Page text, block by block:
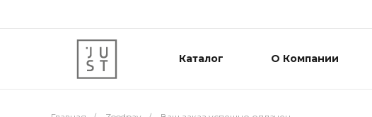
Каталог О Компании